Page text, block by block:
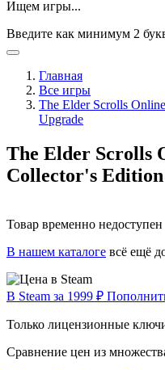
Ищем игры...
Введите как минимум 2
Главная
Все игры
The Elder Scrolls
Upgrade
The Elder Scrolls
Collector's
Товар временно недоступен
В нашем каталоге всё ещё
В Steam за 1999 ₽
Только лицензионные
Сравнение цен из